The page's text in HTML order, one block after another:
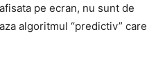
pe ecran, nu sunt de
algoritmul “predictiv” care